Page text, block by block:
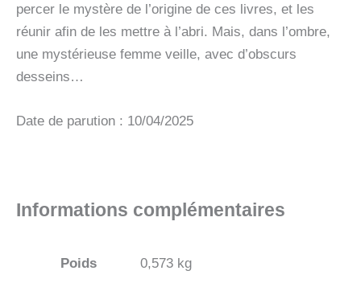
percer le mystère de l’origine de ces livres, et les
réunir afin de les mettre à l’abri. Mais, dans l’ombre,
une mystérieuse femme veille, avec d’obscurs
desseins…
Date de parution : 10/04/2025
Informations complémentaires
Poids 0,573 kg